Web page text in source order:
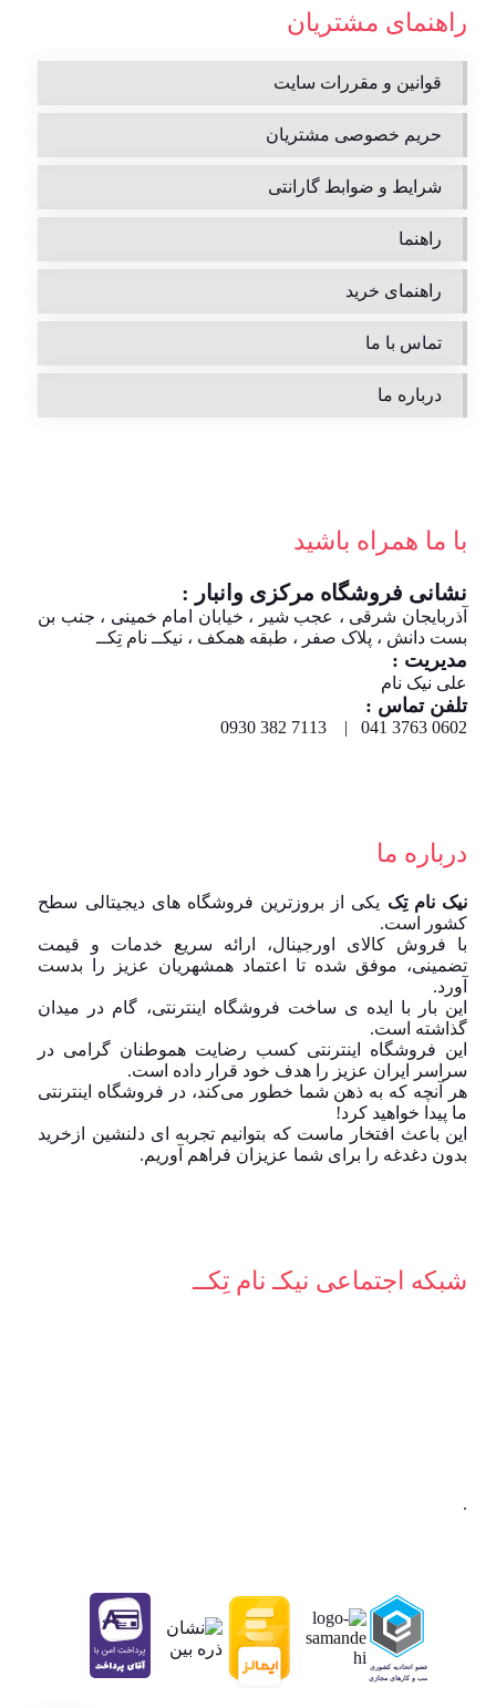
راهنمای مشتریان
قوانین و مقررات سایت
حریم خصوصی مشتریان
شرایط و ضوابط گارانتی
راهنما
راهنمای خرید
تماس با ما
درباره ما
با ما همراه باشید
نشانی فروشگاه مرکزی وانبار :
آذربایجان شرقی ، عجب شیر ، خیابان امام خمینی ، جنب بن
بست دانش ، پلاک صفر ، طبقه همکف ، نیکــ نام تِکــ
مدیریت :
علی نیک نام
تلفن تماس :
0602 3763 041 | 7113 382 0930
درباره ما
نیک نام تِک یکی از بروزترین فروشگاه های دیجیتالی سطح
کشور است.
با فروش کالای اورجینال، ارائه سریع خدمات و قیمت
تضمینی، موفق شده تا اعتماد همشهریان عزیز را بدست
آورد.
این بار با ایده ی ساخت فروشگاه اینترنتی، گام در میدان
گذاشته است.
این فروشگاه اینترنتی کسب رضایت هموطنان گرامی در
سراسر ایران عزیز را هدف خود قرار داده است.
هر آنچه که به ذهن شما خطور می‌کند، در فروشگاه اینترنتی
ما پیدا خواهید کرد!
این باعث افتخار ماست که بتوانیم تجربه ای دلنشین ازخرید
بدون دغدغه را برای شما عزیزان فراهم آوریم.
شبکه‌ اجتماعی نیکـ نام تِکــ
.